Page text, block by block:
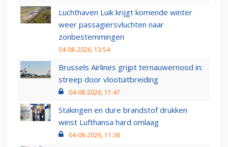
Luchthaven Luik krijgt komende winter
weer passagiersvluchten naar
zonbestemmingen
04-08-2026, 13:54
Brussels Airlines grijpt ternauwernood in:
streep door vlootuitbreiding
04-08-2026, 11:47
Stakingen en dure brandstof drukken
winst Lufthansa hard omlaag
04-08-2026, 11:38